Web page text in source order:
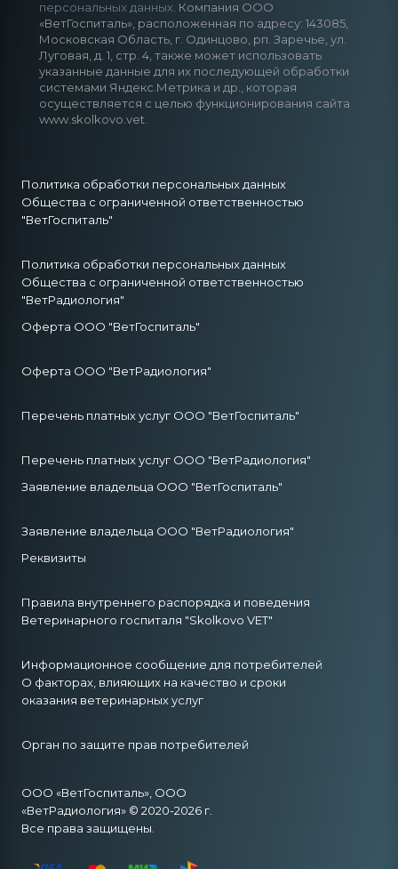
персональных данных . Компания ООО
«ВетГоспиталь», расположенная по адресу: 143085,
Московская Область, г. Одинцово, рп. Заречье, ул.
Луговая, д. 1, стр. 4, также может использовать
указанные данные для их последующей обработки
системами Яндекс.Метрика и др., которая
осуществляется с целью функционирования сайта
www.skolkovo.vet.
Политика обработки персональных данных
Общества с ограниченной ответственностью
"ВетГоспиталь"
Политика обработки персональных данных
Общества с ограниченной ответственностью
"ВетРадиология"
Оферта ООО "ВетГоспиталь"
Оферта ООО "ВетРадиология"
Перечень платных услуг ООО "ВетГоспиталь"
Перечень платных услуг ООО "ВетРадиология"
Заявление владельца ООО "ВетГоспиталь"
Заявление владельца ООО "ВетРадиология"
Реквизиты
Правила внутреннего распорядка и поведения
Ветеринарного госпиталя "Skolkovo VET"
Информационное сообщение для потребителей
О факторах, влияющих на качество и сроки
оказания ветеринарных услуг
Орган по защите прав потребителей
ООО «ВетГоспиталь», ООО
«ВетРадиология» © 2020-2026 г.
Все права защищены.